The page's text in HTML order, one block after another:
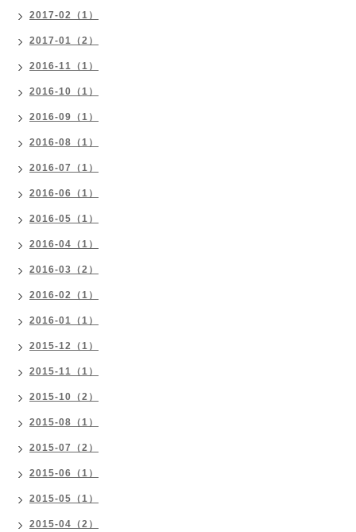
2017-02（1）
2017-01（2）
2016-11（1）
2016-10（1）
2016-09（1）
2016-08（1）
2016-07（1）
2016-06（1）
2016-05（1）
2016-04（1）
2016-03（2）
2016-02（1）
2016-01（1）
2015-12（1）
2015-11（1）
2015-10（2）
2015-08（1）
2015-07（2）
2015-06（1）
2015-05（1）
2015-04（2）